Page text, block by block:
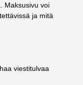
Maksusivu voi
ja mitä
viestitulvaa